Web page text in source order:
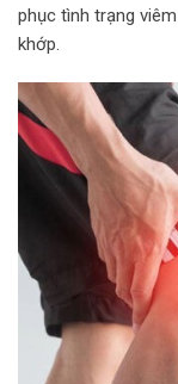
phục tình trạng
khớp.